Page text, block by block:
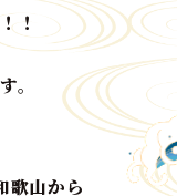
！
。
歌山から